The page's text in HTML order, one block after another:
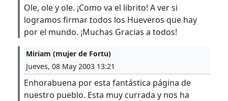
Ole, ole y ole. ¡Como va el librito! A ver si
logramos firmar todos los Hueveros que hay
por el mundo. ¡Muchas Gracias a todos!
Miriam (mujer de Fortu)
Jueves, 08 May 2003 13:21
Enhorabuena por esta fantástica página de
nuestro pueblo. Esta muy currada y nos ha